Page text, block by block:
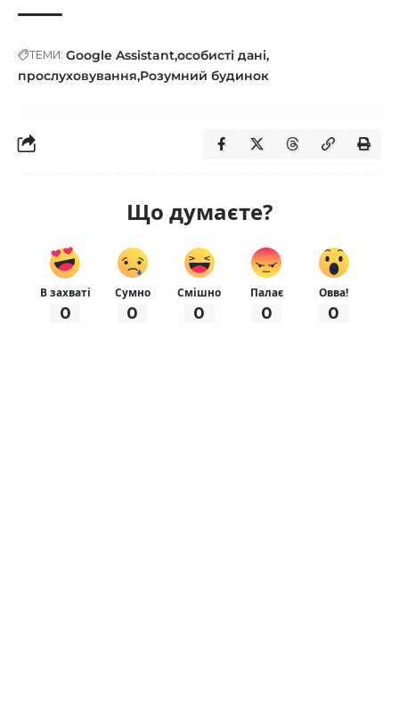
ТЕМИ: Google Assistantособисті дані
прослуховування Розумний будинок
Що думаєте?
В захваті
0
Сумно
0
Смішно
0
Палає
0
Овва!
0